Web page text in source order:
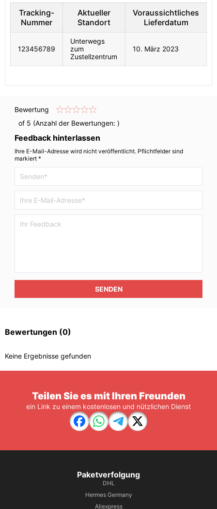
Tracking-
Nummer
Aktueller
Standort
Voraussichtliches
Lieferdatum
123456789
Unterwegs
zum
Zustellzentrum
10. März 2023
Bewertung
of 5 (Anzahl der Bewertungen: )
Feedback hinterlassen
Ihre E-Mail-Adresse wird nicht veröffentlicht. Pflichtfelder sind
markiert *
SENDEN
Bewertungen (0)
Keine Ergebnisse gefunden
Teilen Sie es mit Ihren Freunden
ein Link zu einem kostenlosen und nützlichen Dienst
Paketverfolgung
DHL
Hermes Germany
Aliexpress